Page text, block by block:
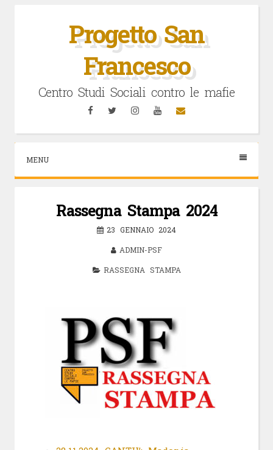
Progetto San
Francesco
Centro Studi Sociali contro le mafie
FacebookTwitterInstagramYouTubeEmail
MENU
Rassegna Stampa 2024
23 GENNAIO 2024
ADMIN-PSF
RASSEGNA STAMPA